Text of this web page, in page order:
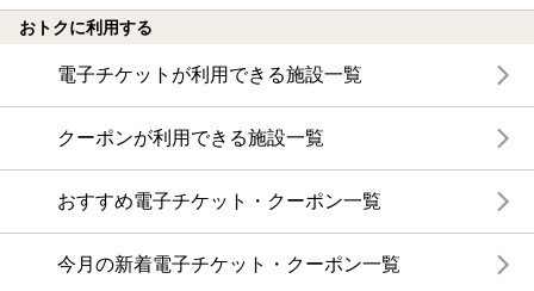
おトクに利用する
電子チケットが利用できる施設一覧
クーポンが利用できる施設一覧
おすすめ電子チケット・クーポン一覧
今月の新着電子チケット・クーポン一覧